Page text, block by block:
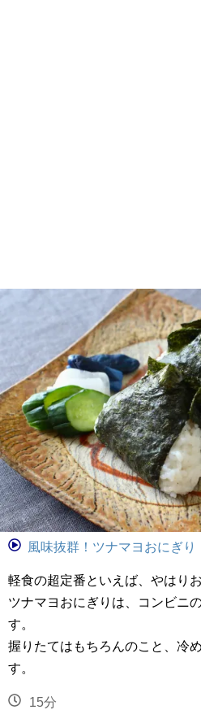
風味抜群！ツナマヨおにぎり
軽食の超定番といえば、やはり
ツナマヨおにぎりは、コンビニ
す。
握りたてはもちろんのこと、冷
す。
15分